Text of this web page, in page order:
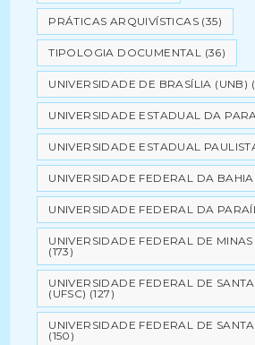
PRÁTICAS ARQUIVÍSTICAS (35)
TIPOLOGIA DOCUMENTAL (36)
UNIVERSIDADE DE BRASÍLIA (UNB)
UNIVERSIDADE ESTADUAL DA
UNIVERSIDADE ESTADUAL
UNIVERSIDADE FEDERAL DA
UNIVERSIDADE FEDERAL DA
UNIVERSIDADE FEDERAL DE
(173)
UNIVERSIDADE FEDERAL DE
(UFSC) (127)
UNIVERSIDADE FEDERAL DE
(150)